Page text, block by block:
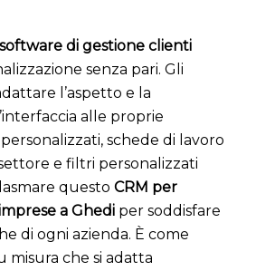
software di gestione clienti
senza pari. Gli
l’aspetto e la
alle proprie
schede di lavoro
e filtri personalizzati
questo CRM per
a Ghedi per soddisfare
di ogni azienda. È come
misura che si adatta